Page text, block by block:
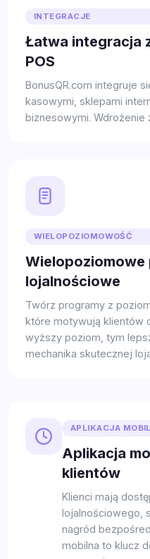
INTEGRACJE
Łatwa integracja
POS
BonusQR.com integruje
kasowymi, sklepami
biznesowymi. Wdrożenie
WIELOPOZIOMOWOŚĆ
Wielopoziomowe
lojalnościowe
Twórz programy z
które motywują klientów
wyższy poziom, tym
mechanika skutecznej
APLIKACJA
Aplikacja
klientów
Klienci mają
lojalnościowego,
nagród
mobilna to klucz